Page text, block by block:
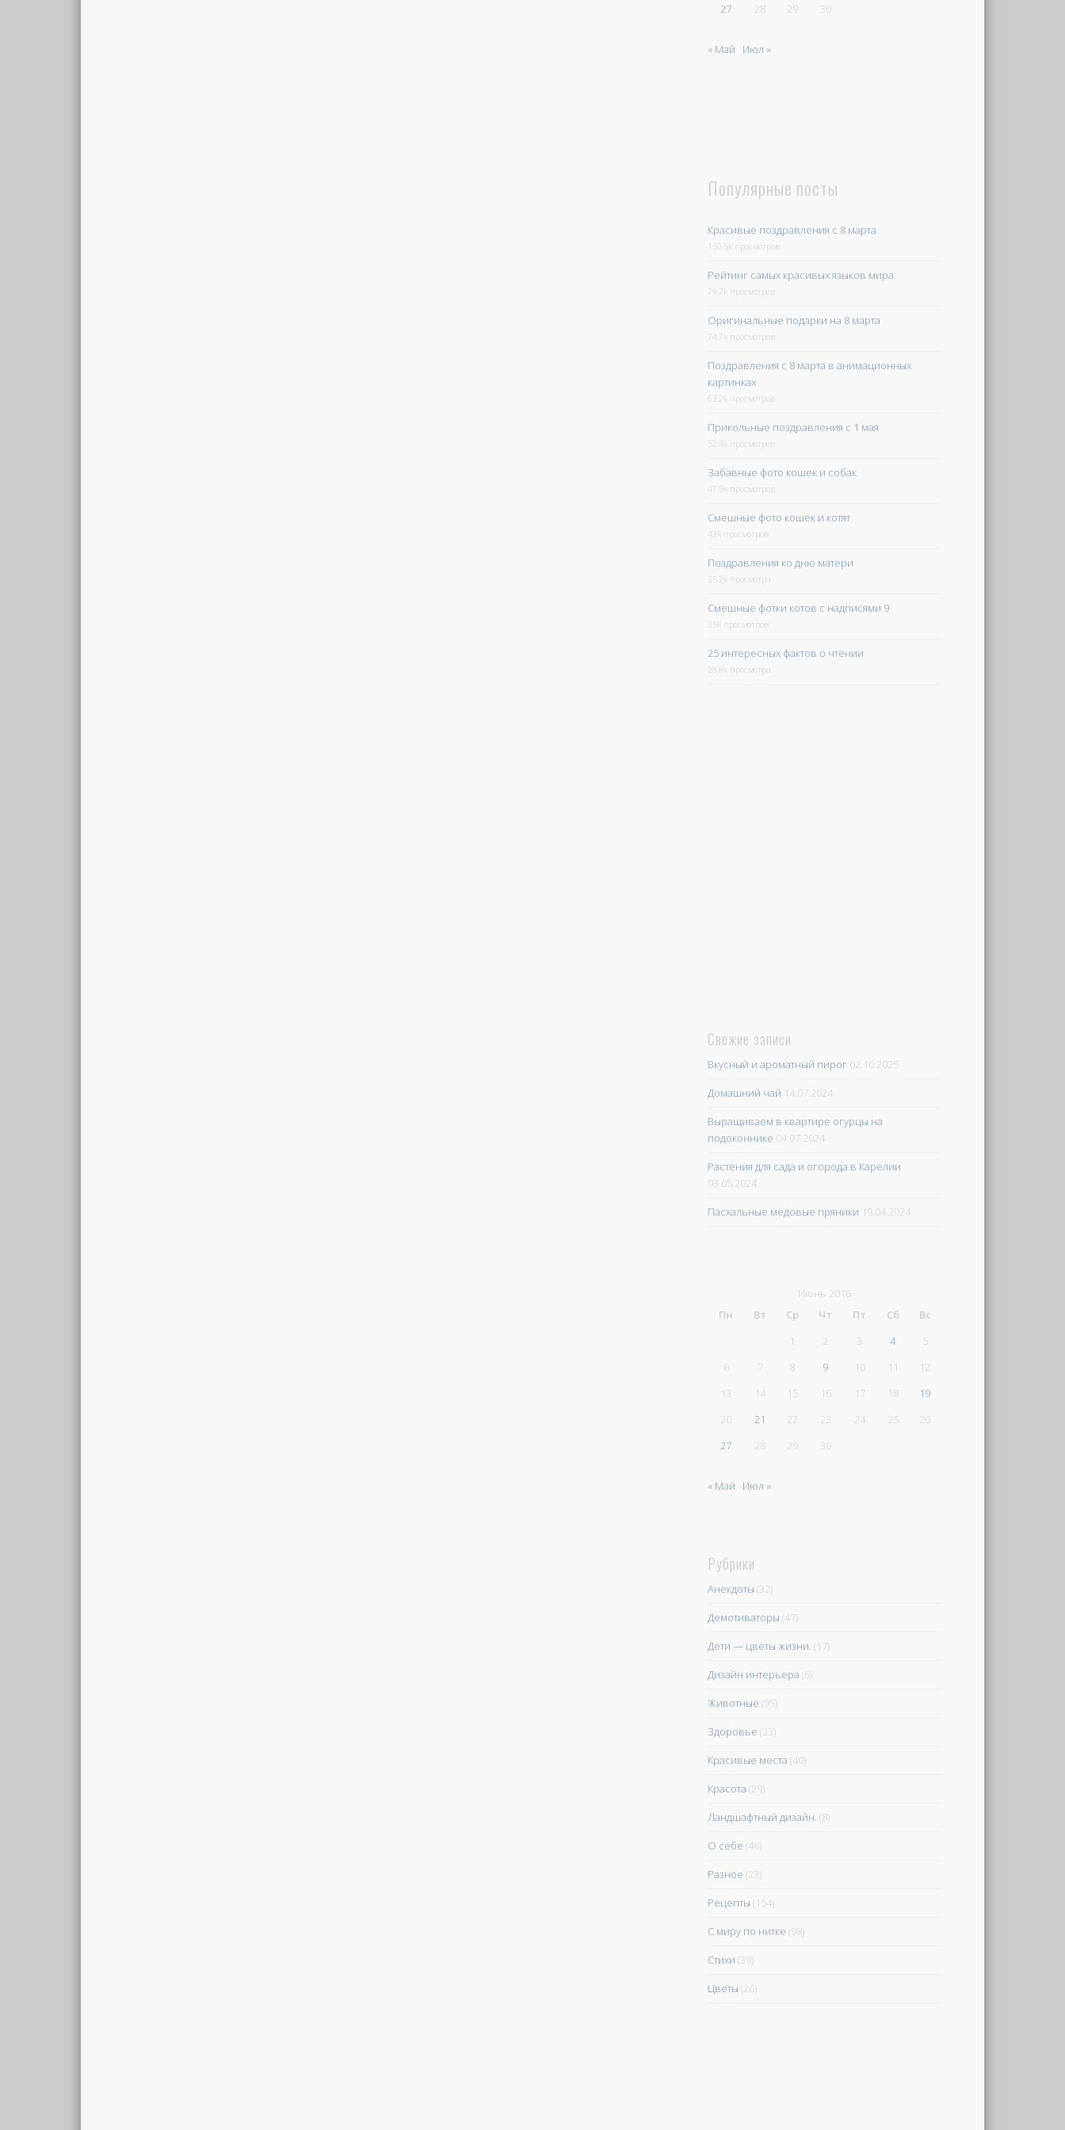
27 28 29 30
« Май Июл »
Популярные посты
Красивые поздравления с 8 марта
150.5k просмотров
Рейтинг самых красивых языков мира
79.7k просмотров
Оригинальные подарки на 8 марта
74.7k просмотров
Поздравления с 8 марта в анимационных
картинках
63.2k просмотров
Прикольные поздравления с 1 мая
52.4k просмотров
Забавные фото кошек и собак
47.9k просмотров
Смешные фото кошек и котят
43k просмотров
Поздравления ко дню матери
35.2k просмотра
Смешные фотки котов с надписями 9
35k просмотров
25 интересных фактов о чтении
28.8k просмотра
Свежие записи
Вкусный и ароматный пирог 02.10.2025
Домашний чай 14.07.2024
Выращиваем в квартире огурцы на
подоконнике 04.07.2024
Растения для сада и огорода в Карелии
03.05.2024
Пасхальные медовые пряники 19.04.2024
Июнь 2016
Пн
Вт Ср Чт Пт Сб
Вс
1
2 3 4
5
6
7 8 9 10 11
12
13
14 15 16 17 18
19
20
21 22 23 24 25
26
27
28 29 30
« Май Июл »
Рубрики
Анекдоты (32)
Демотиваторы (47)
Дети — цветы жизни. (17)
Дизайн интерьера (6)
Животные (95)
Здоровье (23)
Красивые места (40)
Красота (29)
Ландшафтный дизайн. (8)
О себе (46)
Разное (23)
Рецепты (154)
С миру по нитке (98)
Стихи (39)
Цветы (26)